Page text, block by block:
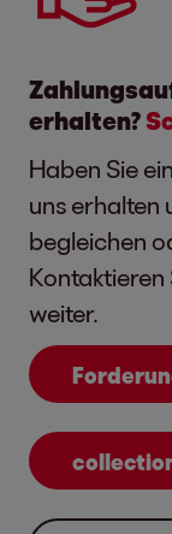
erhalten?
Haben Sie
uns erhalten
begleichen
Kontaktieren
weiter.